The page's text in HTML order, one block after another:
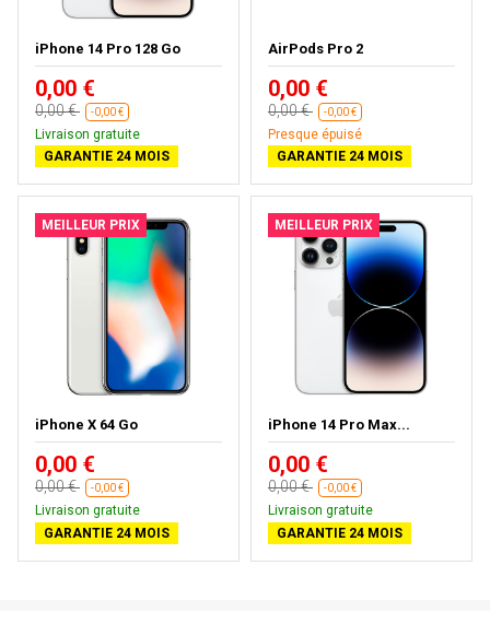
iPhone 14 Pro 128 Go
0,00 €
0,00 € -0,00 €
Livraison gratuite
GARANTIE 24 MOIS
AirPods Pro 2
0,00 €
0,00 € -0,00 €
Presque épuisé
GARANTIE 24 MOIS
MEILLEUR PRIX
iPhone X 64 Go
0,00 €
0,00 € -0,00 €
Livraison gratuite
GARANTIE 24 MOIS
MEILLEUR PRIX
iPhone 14 Pro Max...
0,00 €
0,00 € -0,00 €
Livraison gratuite
GARANTIE 24 MOIS